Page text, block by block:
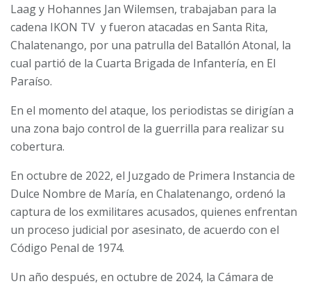
Laag y Hohannes Jan Wilemsen, trabajaban para la
cadena IKON TV y fueron atacadas en Santa Rita,
Chalatenango, por una patrulla del Batallón Atonal, la
cual partió de la Cuarta Brigada de Infantería, en El
Paraíso.
En el momento del ataque, los periodistas se dirigían a
una zona bajo control de la guerrilla para realizar su
cobertura.
En octubre de 2022, el Juzgado de Primera Instancia de
Dulce Nombre de María, en Chalatenango, ordenó la
captura de los exmilitares acusados, quienes enfrentan
un proceso judicial por asesinato, de acuerdo con el
Código Penal de 1974.
Un año después, en octubre de 2024, la Cámara de